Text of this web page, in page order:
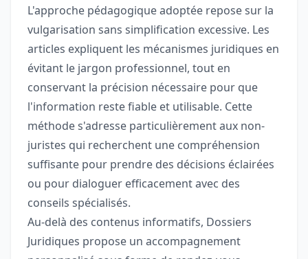
L'approche pédagogique adoptée repose sur la
vulgarisation sans simplification excessive. Les
articles expliquent les mécanismes juridiques en
évitant le jargon professionnel, tout en
conservant la précision nécessaire pour que
l'information reste fiable et utilisable. Cette
méthode s'adresse particulièrement aux non-
juristes qui recherchent une compréhension
suffisante pour prendre des décisions éclairées
ou pour dialoguer efficacement avec des
conseils spécialisés.
Au-delà des contenus informatifs, Dossiers
Juridiques propose un accompagnement